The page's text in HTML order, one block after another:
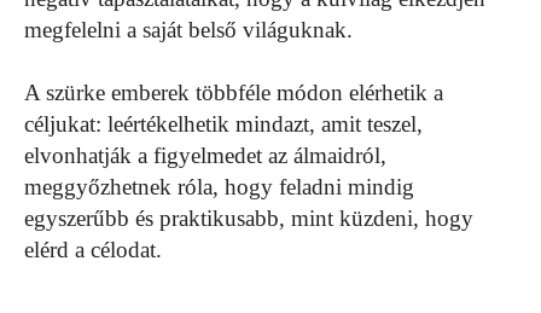
megfelelni a saját belső világuknak.
A szürke emberek többféle módon elérhetik a
céljukat: leértékelhetik mindazt, amit teszel,
elvonhatják a figyelmedet az álmaidról,
meggyőzhetnek róla, hogy feladni mindig
egyszerűbb és praktikusabb, mint küzdeni, hogy
elérd a célodat.